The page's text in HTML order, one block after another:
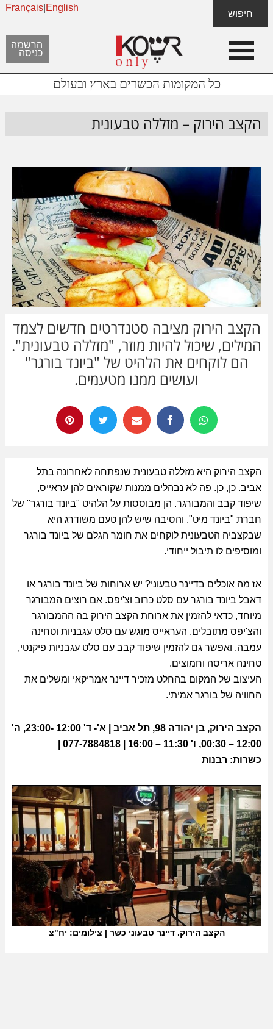
כל המקומות הכשרים בארץ ובעולם
content
footer
הרשמה
כניסה
Français| English
חיפוש
הקצב הירוק – מזללה טבעונית
הקצב הירוק מציבה סטנדרטים חדשים לצמד
המילים, שיכול להיות מוזר, "מזללה טבעונית".
הם לוקחים את הלהיט של "ביונד בורגר"
ועושים ממנו מטעמים.
הקצב הירוק היא מזללה טבעונית שנפתחה לאחרונה בתל
אביב. כן, כן. פה לא נבהלים ממנות שקוראים להן עראייס,
שיפוד קבב והמבורגר. הן מבוססות על הלהיט "ביונד בורגר" של
חברת "ביונד מיט". והסיבה שיש להן טעם משודרג היא
שבקצביה הטבעונית לוקחים את חומר הגלם של ביונד בורגר
ומוסיפים לו תיבול ייחודי.
אז מה אוכלים בדיינר טבעוני? יש ארוחות של ביונד בורגר או
דאבל ביונד בורגר עם סלט כרוב וצ'יפס. אם רוצים המבורגר
מיוחד, כדאי להזמין את ארוחת הקצב הירוק בה ההמבורגר
והצ'יפס מתובלים. העראייס מוגש עם סלט עגבניות וטחינה
עמבה. ואפשר גם להזמין שיפוד קבב עם סלט עגבניות פיקנטי,
טחינה אריסה וחמוצים.
העיצוב של המקום בהחלט מזכיר דיינר אמריקאי ומשלים את
החוויה של בורגר אמיתי.
הקצב הירוק, בן יהודה 98, תל אביב | א'- ד' 12:00 -23:00, ה'
12:00 – 00:30, ו' 11:30 – 16:00 | 077-7884818 |
כשרות: רבנות
הקצב הירוק. דיינר טבעוני כשר | צילומים: יח"צ